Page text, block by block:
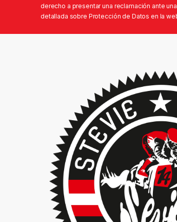
derecho a presentar una reclamación ante
detallada sobre Protección de Datos en la